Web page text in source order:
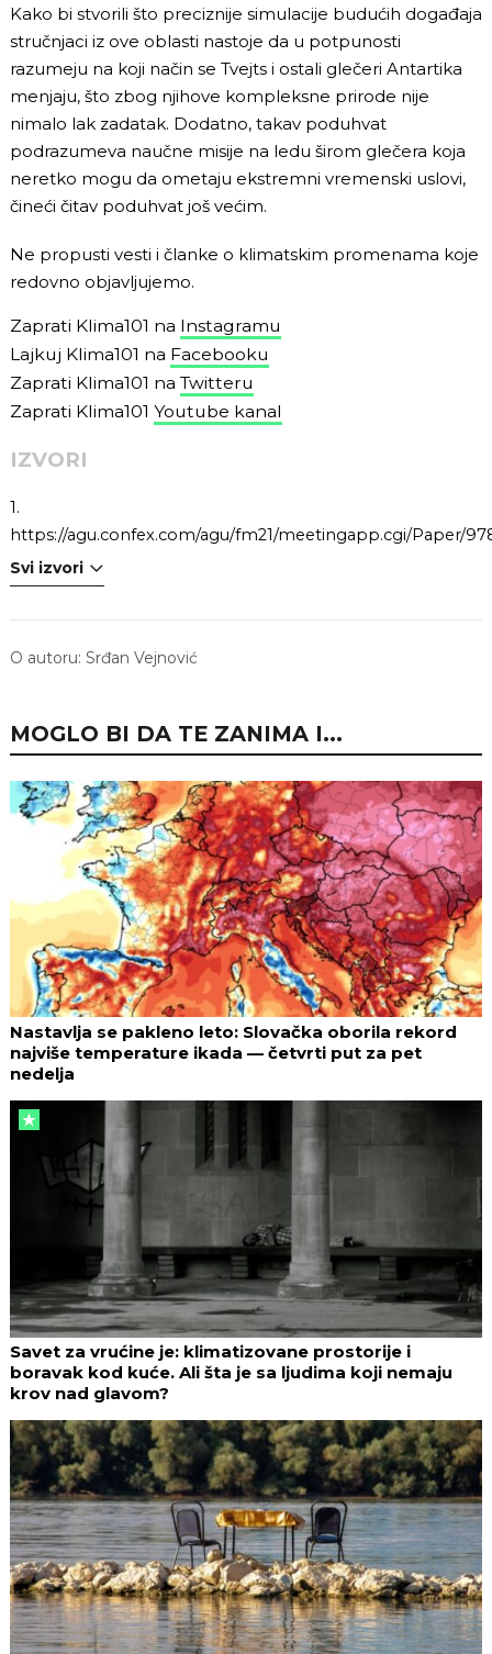
Kako bi stvorili što preciznije simulacije budućih događaja
stručnjaci iz ove oblasti nastoje da u potpunosti
razumeju na koji način se Tvejts i ostali glečeri Antartika
menjaju, što zbog njihove kompleksne prirode nije
nimalo lak zadatak. Dodatno, takav poduhvat
podrazumeva naučne misije na ledu širom glečera koja
neretko mogu da ometaju ekstremni vremenski uslovi,
čineći čitav poduhvat još većim.
Ne propusti vesti i članke o klimatskim promenama koje
redovno objavljujemo.
Zaprati Klima101 na Instagramu
Lajkuj Klima101 na Facebooku
Zaprati Klima101 na Twitteru
Zaprati Klima101 Youtube kanal
IZVORI
1.
https://agu.confex.com/agu/fm21/meetingapp.cgi/Paper/
Svi izvori
O autoru: Srđan Vejnović
MOGLO BI DA TE ZANIMA I...
Nastavlja se pakleno leto: Slovačka oborila rekord
najviše temperature ikada — četvrti put za pet
nedelja
Savet za vrućine je: klimatizovane prostorije i
boravak kod kuće. Ali šta je sa ljudima koji nemaju
krov nad glavom?